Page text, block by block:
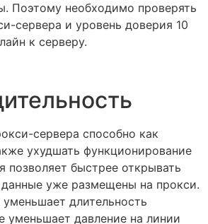
Поэтому необходимо проверять
сервера и уровень доверия 10
к серверу.
сервера способно как
ухудшать функционирование
позволяет быстрее открывать
уже размещены на прокси.
длительность
уменьшает давление на линии